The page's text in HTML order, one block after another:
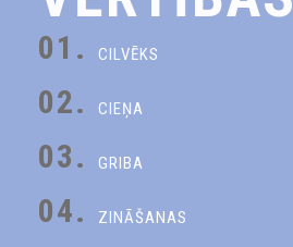
01. CILVĒKS
02. CIEŅA
03. GRIBA
04. ZINĀŠANAS